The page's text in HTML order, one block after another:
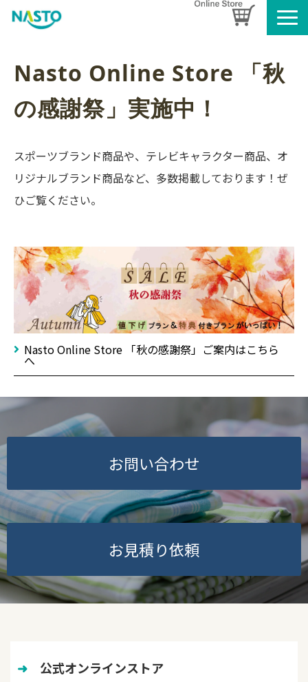
製品情報
お知らせ
ブログ
採用情報
Nasto Online Store 「秋
の感謝祭」実施中！
スポーツブランド商品や、テレビキャラクター商品、オ
リジナルブランド商品など、多数掲載しております！ぜ
ひご覧ください。
Nasto Online Store 「秋の感謝祭」ご案内はこちら
へ
お問い合わせ
お見積り依頼
➜ 公式オンラインストア